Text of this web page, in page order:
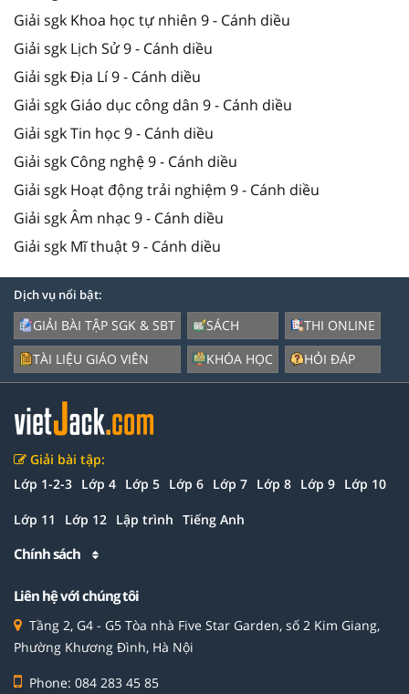
Giải sgk Khoa học tự nhiên 9 - Cánh diều
Giải sgk Lịch Sử 9 - Cánh diều
Giải sgk Địa Lí 9 - Cánh diều
Giải sgk Giáo dục công dân 9 - Cánh diều
Giải sgk Tin học 9 - Cánh diều
Giải sgk Công nghệ 9 - Cánh diều
Giải sgk Hoạt động trải nghiệm 9 - Cánh diều
Giải sgk Âm nhạc 9 - Cánh diều
Giải sgk Mĩ thuật 9 - Cánh diều
Dịch vụ nổi bật:
GIẢI BÀI TẬP SGK & SBT
TÀI LIỆU GIÁO VIÊN
SÁCH
KHÓA HỌC
THI ONLINE
HỎI ĐÁP
Giải bài tập:
Lớp 1-2-3 Lớp 4 Lớp 5 Lớp 6 Lớp 7 Lớp 8 Lớp 9 Lớp 10
Lớp 11 Lớp 12 Lập trình Tiếng Anh
Chính sách
Liên hệ với chúng tôi
Tầng 2, G4 - G5 Tòa nhà Five Star Garden, số 2 Kim Giang,
Phường Khương Đình, Hà Nội
Phone: 084 283 45 85